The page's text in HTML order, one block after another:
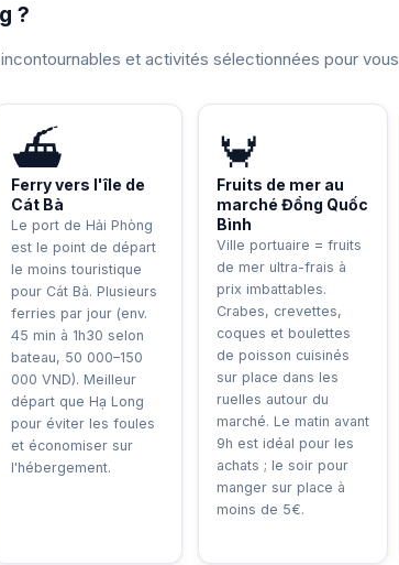
?
et activités sélectionnées pour vous
⛴️
Ferry vers l'île de
Cát Bà
Le port de Hải Phòng
est le point de départ
le moins touristique
pour Cát Bà. Plusieurs
ferries par jour (env.
45 min à 1h30 selon
bateau, 50 000–150
000 VND). Meilleur
départ que Hạ Long
pour éviter les foules
et économiser sur
l'hébergement.
🦀
Fruits de mer au
marché Đổng Quốc
Bình
Ville portuaire = fruits
de mer ultra-frais à
prix imbattables.
Crabes, crevettes,
coques et boulettes
de poisson cuisinés
sur place dans les
ruelles autour du
marché. Le matin avant
9h est idéal pour les
achats ; le soir pour
manger sur place à
moins de 5€.